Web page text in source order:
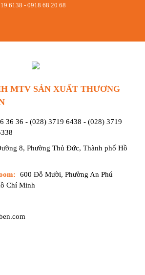
6138 - 0918 68 20 68
MTV SẢN XUẤT THƯƠNG
36 36 - (028) 3719 6438 - (028) 3719
8, Phường Thủ Đức, Thành phố Hồ
600 Đỗ Mười, Phường An Phú
Chí Minh